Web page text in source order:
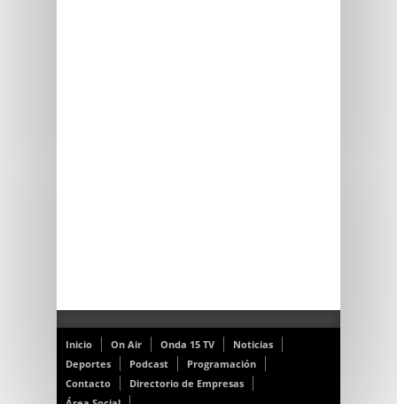
Inicio On Air Onda 15 TV
Noticias
Deportes
Podcast
Programación
Contacto
Directorio de Empresas